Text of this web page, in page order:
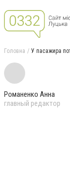
Головна У пасажира
Романенко Анна
главный редактор